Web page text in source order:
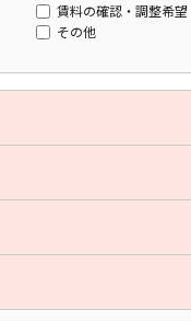
賃料の確認・調整希望
その他